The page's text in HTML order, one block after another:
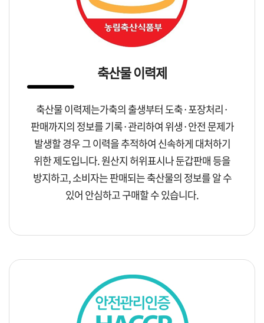
축산물 이력제
축산물 이력제는가축의 출생부터 도축·포장처리·
판매까지의 정보를 기록·관리하여 위생·안전 문제가
발생할 경우 그 이력을 추적하여 신속하게 대처하기
위한 제도입니다. 원산지 허위표시나 둔갑판매 등을
방지하고, 소비자는 판매되는 축산물의 정보를 알 수
있어 안심하고 구매할 수 있습니다.